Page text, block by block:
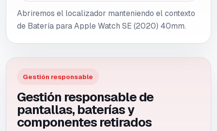
Abriremos el localizador manteniendo el contexto
de Batería para Apple Watch SE (2020) 40mm.
Gestión responsable
Gestión responsable de
pantallas, baterías y
componentes retirados